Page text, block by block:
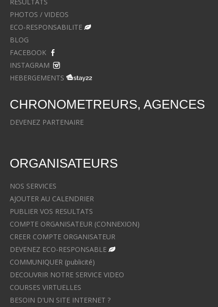
PHOTOS / VIDEOS
ECO-RESPONSABILITE
BLOG
FACEBOOK
INSTAGRAM
HEBERGEMENTS
CHRONOMETREURS, AGENCES
DEVENEZ PARTENAIRE
ORGANISATEURS
NOS SERVICES
AJOUTER AU CALENDRIER
PUBLIER VOS RESULTATS
COMPTE ORGANISATEUR (CONNEXION)
CREER COMPTE ORGANISATEUR
DEVENEZ ECO-RESPONSABLE
COMMUNIQUER (publicité)
DECOUVRIR NOTRE SERVICE VIDEO
COURSES VIRTUELLES
BESOIN D'UN SITE INTERNET ?